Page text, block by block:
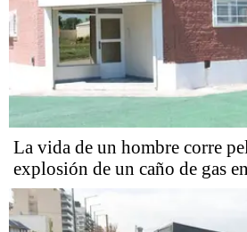
La vida de un hombre corre
explosión de un caño de gas